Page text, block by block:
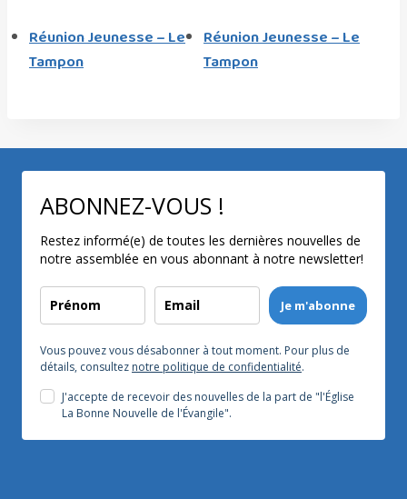
Réunion Jeunesse – Le
Tampon
Réunion Jeunesse – Le
Tampon
ABONNEZ-VOUS !
Restez informé(e) de toutes les dernières nouvelles de
notre assemblée en vous abonnant à notre newsletter!
Je m'abonne
Vous pouvez vous désabonner à tout moment. Pour plus de
détails, consultez notre politique de confidentialité.
J'accepte de recevoir des nouvelles de la part de "l'Église
La Bonne Nouvelle de l'Évangile".